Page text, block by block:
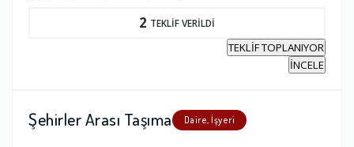
2 TEKLİF VERİLDİ
TEKLİF TOPLANIYOR
İNCELE
Şehirler Arası Taşıma Daire, İşyeri